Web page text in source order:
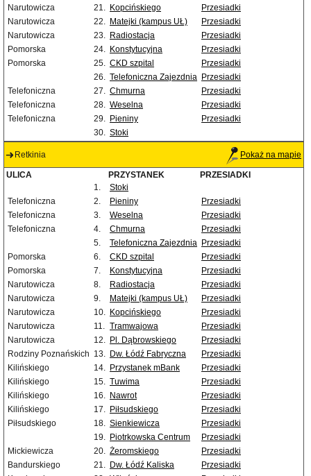
Narutowicza
21. Kopcińskiego
Przesiadki
Narutowicza
22. Matejki (kampus UŁ)
Przesiadki
Narutowicza
23. Radiostacja
Przesiadki
Pomorska
24. Konstytucyjna
Przesiadki
Pomorska
25. CKD szpital
Przesiadki
26. Telefoniczna Zajezdnia Przesiadki
Telefoniczna
27. Chmurna
Przesiadki
Telefoniczna
28. Weselna
Przesiadki
Telefoniczna
29. Pieniny
Przesiadki
30. Stoki
Retkinia Pokaż na mapie
ULICA PRZYSTANEK
PRZESIADKI
1.
Stoki
Telefoniczna
2. Pieniny
Przesiadki
Telefoniczna
3. Weselna
Przesiadki
Telefoniczna
4. Chmurna
Przesiadki
5.
Telefoniczna Zajezdnia Przesiadki
Pomorska
6. CKD szpital
Przesiadki
Pomorska
7. Konstytucyjna
Przesiadki
Narutowicza
8. Radiostacja
Przesiadki
Narutowicza
9. Matejki (kampus UŁ)
Przesiadki
Narutowicza
10. Kopcińskiego
Przesiadki
Narutowicza
11. Tramwajowa
Przesiadki
Narutowicza
12. Pl. Dąbrowskiego
Przesiadki
Rodziny Poznańskich 13. Dw. Łódź Fabryczna
Przesiadki
Kilińskiego
14. Przystanek mBank
Przesiadki
Kilińskiego
15. Tuwima
Przesiadki
Kilińskiego
16. Nawrot
Przesiadki
Kilińskiego
17. Piłsudskiego
Przesiadki
Piłsudskiego
18. Sienkiewicza
Przesiadki
19. Piotrkowska Centrum
Przesiadki
Mickiewicza
20. Żeromskiego
Przesiadki
Bandurskiego
21. Dw. Łódź Kaliska
Przesiadki